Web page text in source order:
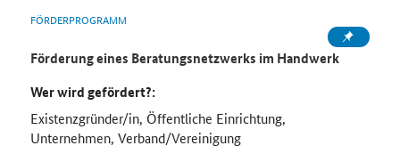
FÖRDERPROGRAMM
Förderung eines Beratungsnetzwerks im Handwerk
Wer wird gefördert?:
Existenzgründer/in, Öffentliche Einrichtung,
Unternehmen, Verband/Vereinigung